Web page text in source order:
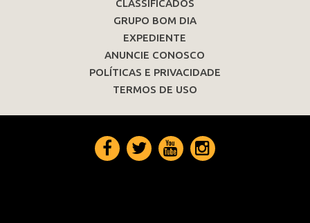
CLASSIFICADOS
GRUPO BOM DIA
EXPEDIENTE
ANUNCIE CONOSCO
POLÍTICAS E PRIVACIDADE
TERMOS DE USO